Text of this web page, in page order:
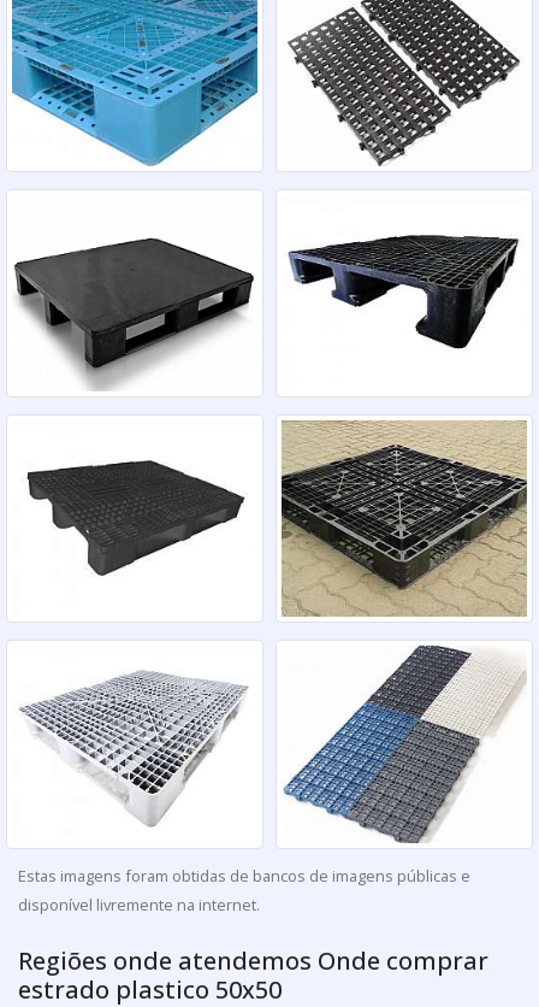
Estas imagens foram obtidas de bancos de imagens públicas e
disponível livremente na internet.
Regiões onde atendemos Onde comprar
estrado plastico 50x50